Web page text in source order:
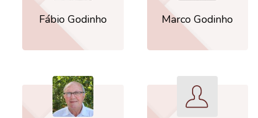
Fábio Godinho Marco Godinho